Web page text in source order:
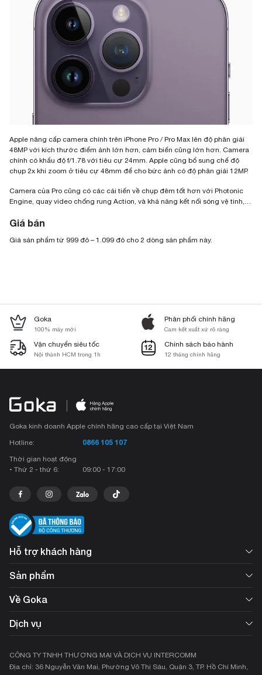
Apple nâng cấp camera chính trên iPhone Pro / Pro Max lên độ phân giải
48MP với kích thước điểm ảnh lớn hơn, cảm biến cũng lớn hơn. Camera
chính có khẩu độ f/1.78 với tiêu cự 24mm. Apple cũng bổ sung chế độ
chụp 2x khi zoom ở tiêu cự 48mm để cho bức ảnh có độ phân giải 12MP.
Camera của Pro cũng có các cải tiến về chụp đêm tốt hơn với Photonic
Engine, quay video chống rung Action, và khả năng kết nối sóng vệ tinh,…
Giá bán
Giá sản phẩm từ 999 đô – 1.099 đô cho 2 dòng sản phẩm này.
Goka
100% máy mới
Phân phối chính hãng
Cam kết xuất xứ rõ ràng
Vận chuyển siêu tốc
Nội thành HCM trong 1h
Chính sách bảo hành
12 tháng chính hãng
Goka kinh doanh Apple chính hãng cao cấp tại Việt Nam
Hotline:
0866 105 107
Thời gian hoạt động
• Thứ 2 - thứ 6:
09:00 - 17:00
Hỗ trợ khách hàng
Sản phẩm
Về Goka
Dịch vụ
CÔNG TY TNHH THƯƠNG MẠI VÀ DỊCH VỤ INTERCOMM
Địa chỉ: 36 Nguyễn Văn Mai, Phường Võ Thị Sáu, Quận 3, TP. Hồ Chí Minh,